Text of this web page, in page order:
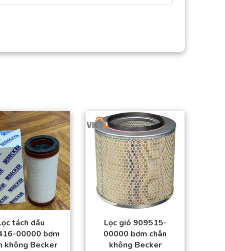
Sản phẩm đạt tiêu
chuẩn chất lượng
cao.
Hàng có sẵn trong
kho
Giá thành tốt nhất
thị trường.
Đặt mua thuận tiện –
Giao hàng toàn
quốc.
tách dầu
00000 bơm
không Becker
Sản phẩm đạt tiêu
chuẩn chất lượng
cao.
Hàng có sẵn trong
kho
Giá thành tốt nhất
thị trường.
Đặt mua thuận tiện –
Giao hàng toàn
quốc.
Lọc gió 909515-
00000 bơm chân
không Becker